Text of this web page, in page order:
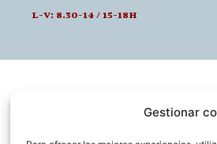
Gestionar
l-v: 8.30-14 / 15-18h